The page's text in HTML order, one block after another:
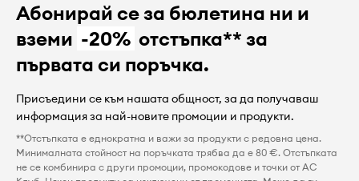
Абонирай се за бюлетина ни и
вземи -20% отстъпка** за
първата си поръчка.
Присъедини се към нашата общност, за да получаваш
информация за най-новите промоции и продукти.
**Отстъпката е еднократна и важи за продукти с редовна цена.
Минималната стойност на поръчката трябва да е 80 €. Отстъпката
не се комбинира с други промоции, промокодове и точки от AC